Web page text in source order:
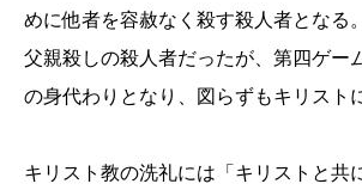
めに他者を容赦なく殺す殺人者となる
父親殺しの殺人者だったが、第四ゲー
の身代わりとなり、図らずもキリスト
キリスト教の洗礼には「キリストと共